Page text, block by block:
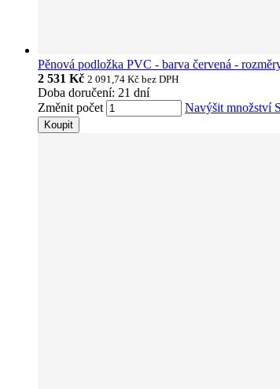
Pěnová podložka PVC - barva červená -
2 531 Kč 2 091,74 Kč bez DPH
Doba doručení: 21 dní
Změnit počet
Navýšit množství
Koupit